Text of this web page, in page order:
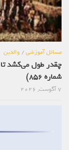
مسائل آموزشی/والدین
چقدر طول می‌کشد تا
شماره 856)